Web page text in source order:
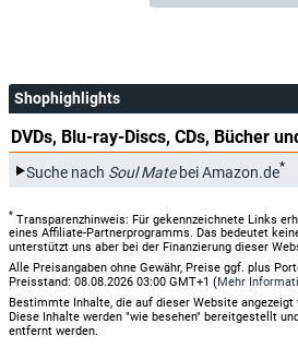
Shophighlights
DVDs, Blu-ray-Discs, CDs, Bücher
Suche nach Soul Matebei Amazon.de*
* Transparenzhinweis: Für gekennzeichnete Links
eines Affiliate-Partnerprogramms. Das bedeutet
unterstützt uns aber bei der Finanzierung dieser
Alle Preisangaben ohne Gewähr, Preise ggf. plus
Preisstand: 08.08.2026 03:00 GMT+1 (Mehr
Bestimmte Inhalte, die auf dieser Website angezeigt
Diese Inhalte werden "wie besehen" bereitgestellt
entfernt werden.